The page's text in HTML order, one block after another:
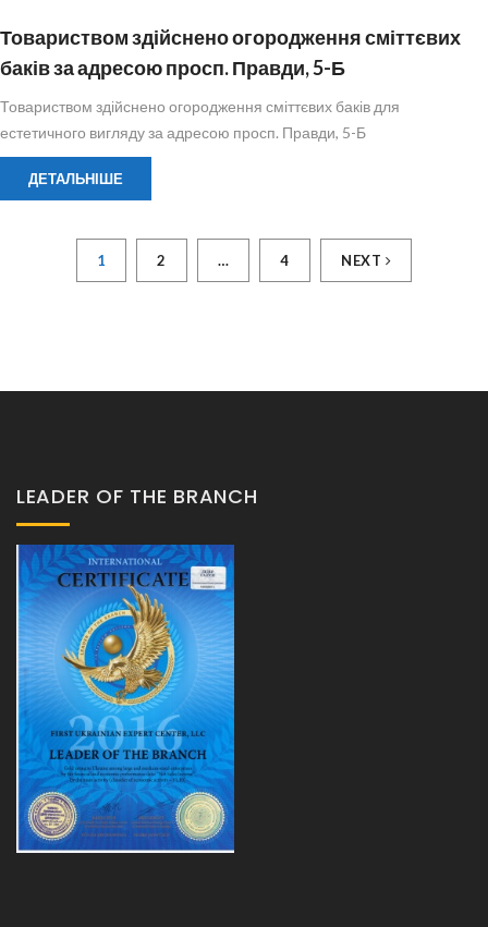
Товариством здійснено огородження сміттєвих
баків за адресою просп. Правди, 5-Б
Товариством здійснено огородження сміттєвих баків для
естетичного вигляду за адресою просп. Правди, 5-Б
ДЕТАЛЬНІШЕ
1 2 … 4 NEXT
LEADER OF THE BRANCH